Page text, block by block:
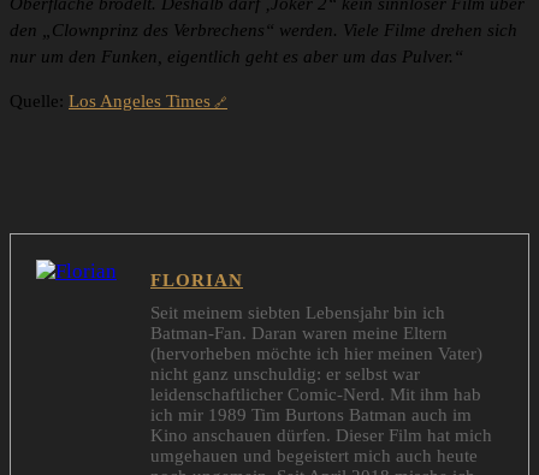
Oberfläche brodelt. Deshalb darf ‚Joker 2“ kein sinnloser Film über
den „Clownprinz des Verbrechens“ werden. Viele Filme drehen sich
nur um den Funken, eigentlich geht es aber um das Pulver.“
Quelle: Los Angeles Times
FLORIAN
Seit meinem siebten Lebensjahr bin ich
Batman-Fan. Daran waren meine Eltern
(hervorheben möchte ich hier meinen Vater)
nicht ganz unschuldig: er selbst war
leidenschaftlicher Comic-Nerd. Mit ihm hab
ich mir 1989 Tim Burtons Batman auch im
Kino anschauen dürfen. Dieser Film hat mich
umgehauen und begeistert mich auch heute